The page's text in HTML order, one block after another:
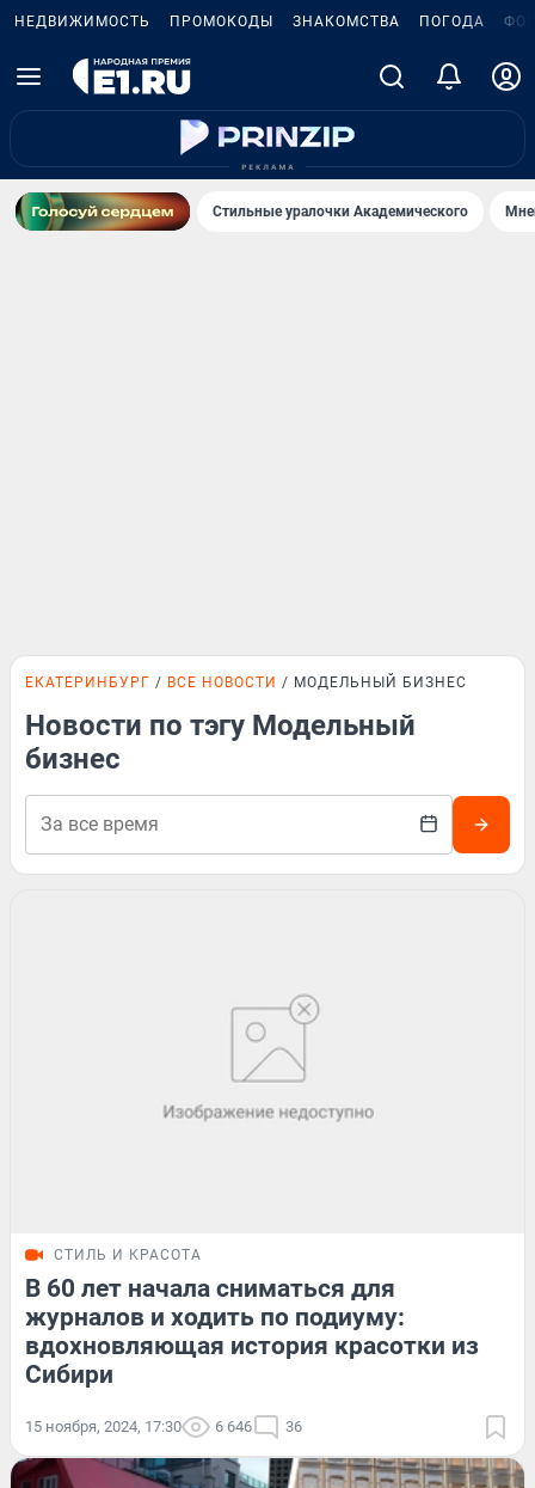
НЕДВИЖИМОСТЬ ПРОМОКОДЫ ЗНАКОМСТВА ПОГОДА
Стильные уралочки Академического
ЕКАТЕРИНБУРГ ВСЕ НОВОСТИ МОДЕЛЬНЫЙ БИЗНЕС
Новости по тэгу Модельный
бизнес
СТИЛЬ И КРАСОТА
В 60 лет начала сниматься для
журналов и ходить по подиуму:
вдохновляющая история красотки из
Сибири
15 ноября, 2024, 17:30 6 646 36